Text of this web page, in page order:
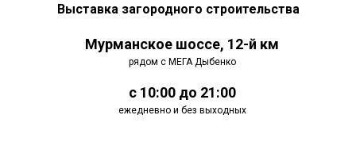
Выставка загородного строительства
Мурманское шоссе, 12-й км
рядом с МЕГА Дыбенко
с 10:00 до 21:00
ежедневно и без выходных